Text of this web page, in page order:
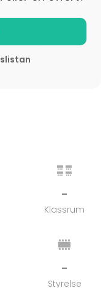
-
Klassrum
-
Styrelse